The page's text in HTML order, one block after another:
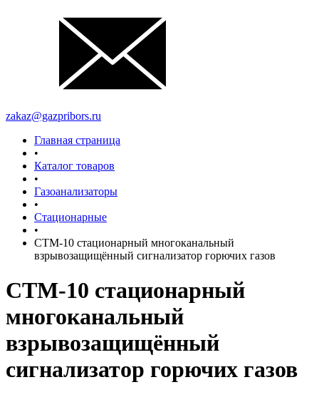
zakaz@gazpribors.ru
Главная страница
•
Каталог товаров
•
Газоанализаторы
•
Стационарные
•
СТМ-10 стационарный многоканальный
взрывозащищённый сигнализатор горючих газов
СТМ-10 стационарный
многоканальный
взрывозащищённый
сигнализатор горючих газов